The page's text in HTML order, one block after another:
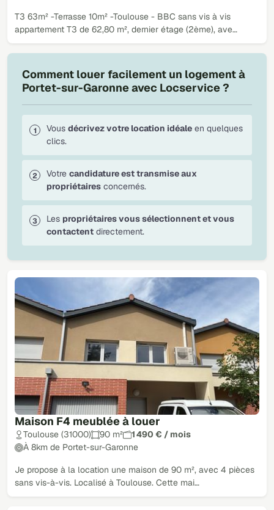
T3 63m² -Terrasse 10m² -Toulouse - BBC sans vis à vis
appartement T3 de 62,80 m², dernier étage (2ème), ave…
Maison F4 meublée à louer
Toulouse (31000) 90 m²
1 490 € / mois
À 8km de Portet-sur-Garonne
Je propose à la location une maison de 90 m², avec 4 pièces
sans vis-à-vis. Localisé à Toulouse. Cette mai…
Comment louer facilement un logement à
Portet-sur-Garonne avec Locservice ?
Vous décrivez votre location idéale en quelques
clics.
Votre candidature est transmise aux
propriétaires concernés.
Les propriétaires vous sélectionnent et vous
contactent directement.